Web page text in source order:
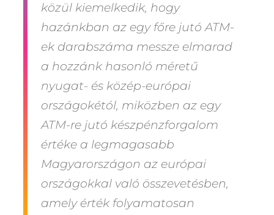
közül kiemelkedik, hogy
hazánkban az egy főre jutó ATM-
ek darabszáma messze elmarad
a hozzánk hasonló méretű
nyugat- és közép-európai
országokétól, miközben az egy
ATM-re jutó készpénzforgalom
értéke a legmagasabb
Magyarországon az európai
országokkal való összevetésben,
amely érték folyamatosan